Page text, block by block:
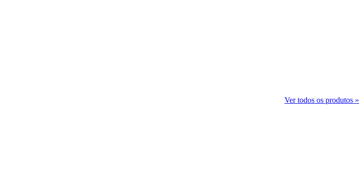
Ver todos os produtos »